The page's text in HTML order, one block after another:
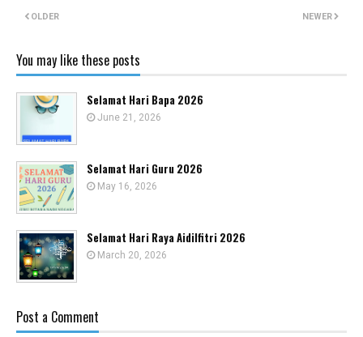
NEWER
OLDER
You may like these posts
Selamat Hari Bapa 2026
June 21, 2026
Selamat Hari Guru 2026
May 16, 2026
Selamat Hari Raya Aidilfitri 2026
March 20, 2026
Post a Comment